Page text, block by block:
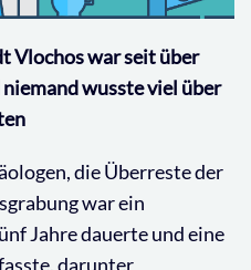
Vlochos war seit über
wusste viel über
die Überreste der
war ein
Jahre dauerte und eine
darunter